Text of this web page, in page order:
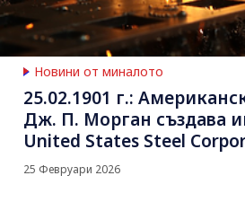
Новини от миналото
25.02.1901 г.:
Дж. П. Морган създава
United States Steel
25 Февруари 2026